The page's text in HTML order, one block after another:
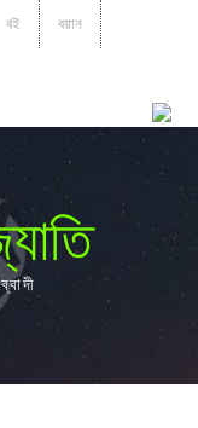
বই বয়ান